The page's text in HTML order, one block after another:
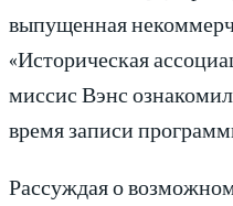
выпущенная
«Историческая
миссис Вэнс
время записи
Рассуждая о